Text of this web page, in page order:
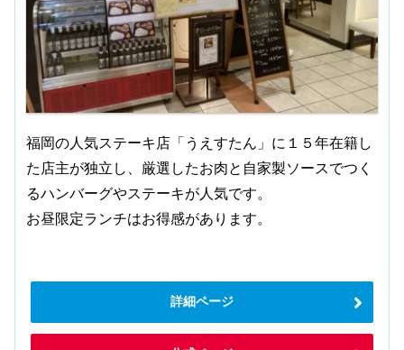
福岡の人気ステーキ店「うえすたん」に１５年在籍し
た店主が独立し、厳選したお肉と自家製ソースでつく
るハンバーグやステーキが人気です。
お昼限定ランチはお得感があります。
詳細ページ